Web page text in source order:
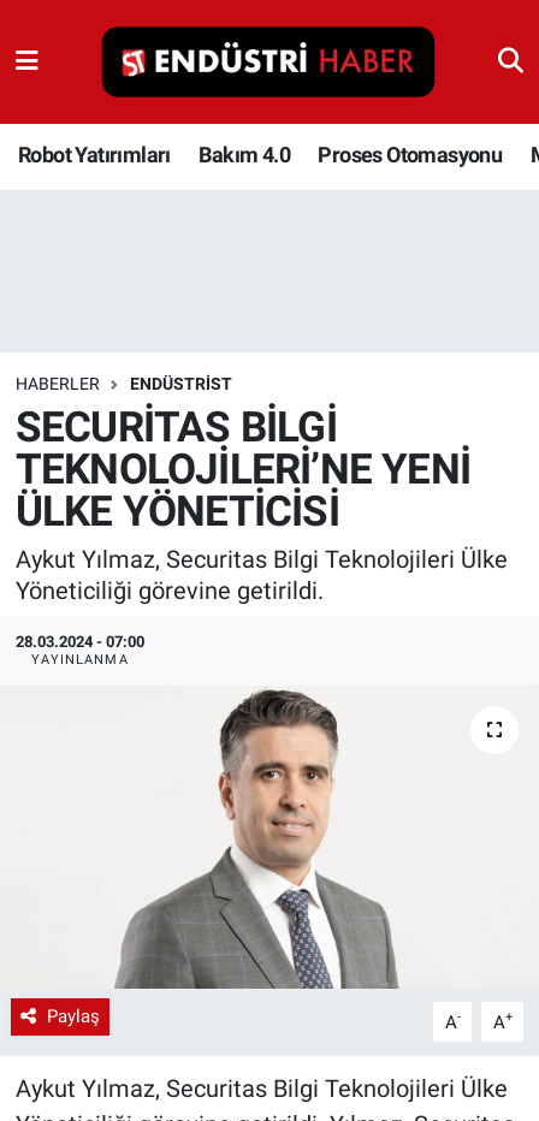
Robot Yatırımları Bakım 4.0 Proses Otomasyonu
HABERLER ENDÜSTRIST
SECURİTAS BİLGİ
TEKNOLOJİLERİ’NE YENİ
ÜLKE YÖNETİCİSİ
Aykut Yılmaz, Securitas Bilgi Teknolojileri Ülke
Yöneticiliği görevine getirildi.
28.03.2024 - 07:00
YAYINLANMA
Paylaş A- A+
Aykut Yılmaz, Securitas Bilgi Teknolojileri Ülke
Robot Yatırımları
Bakım 4.0
Depolama Çözümleri
İnşaat ve Malzeme
HaberOrtak
EndüstriST
Enerjisini Üreten Fabrikalar
Endüstri 4.0 Uygulamaları
Ağır Sanayi Çözümleri